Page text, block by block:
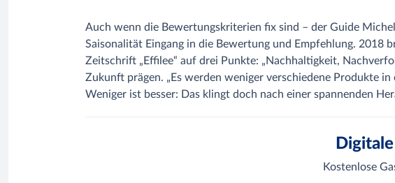
Auch wenn die Bewertungskriterien fix sind – der Guide
Saisonalität Eingang in die Bewertung und Empfehlung. 2018
Zeitschrift „Effilee“ auf drei Punkte: „Nachhaltigkeit,
Zukunft prägen. „Es werden weniger verschiedene Produkte
Weniger ist besser: Das klingt doch nach einer spannenden
Kostenlose